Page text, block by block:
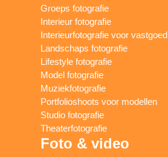
Groeps fotografie
Interieur fotografie
Interieurfotografie voor vastgoed
Landschaps fotografie
Lifestyle fotografie
Model fotografie
Muziekfotografie
Portfolioshoots voor modellen
Studio fotografie
Theaterfotografie
Foto & video